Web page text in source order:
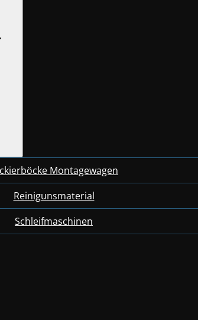
Montagewagen
Reinigunsmaterial
Schleifmaschinen